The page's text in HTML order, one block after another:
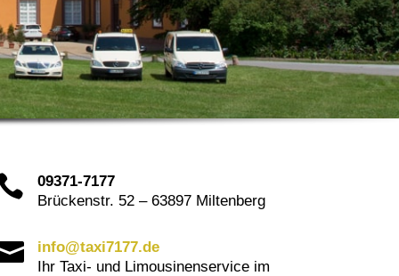
09371-7177
Brückenstr. 52 – 63897 Miltenberg
info@taxi7177.de
Ihr Taxi- und Limousinenservice im